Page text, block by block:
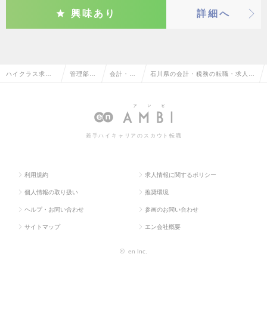
興味あり 詳細へ
ハイクラス求人T 管理部門 会計・税 石川県の会計・税務の転職・求人情
若手ハイキャリアのスカウト転職
利用規約 求人情報に関するポリシー
個人情報の取り扱い 推奨環境
ヘルプ・お問い合わせ 参画のお問い合わせ
サイトマップ エン会社概要
© en Inc.